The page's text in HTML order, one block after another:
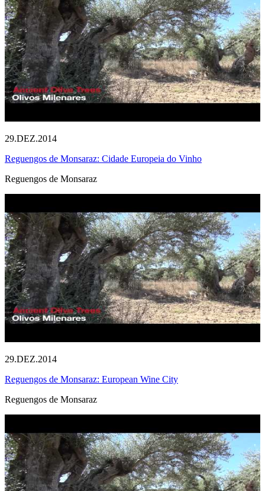
29.DEZ.2014
Reguengos de Monsaraz: Cidade Europeia do Vinho
Reguengos de Monsaraz
29.DEZ.2014
Reguengos de Monsaraz: European Wine City
Reguengos de Monsaraz